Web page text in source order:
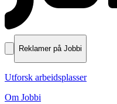
Reklamer på Jobbi
Utforsk arbeidsplasser
Om Jobbi